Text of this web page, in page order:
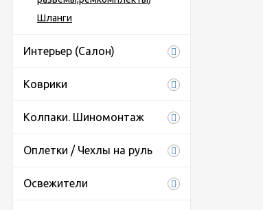
Шланги
Интерьер (Салон)
Коврики
Колпаки. Шиномонтаж
Оплетки / Чехлы на руль
Освежители